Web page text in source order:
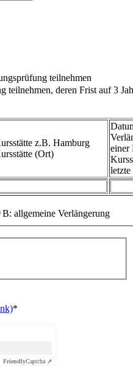
teilnehmen
teilnehmen, deren Frist auf 3
z.B. Hamburg
(Ort)
einer
B: allgemeine Verlängerung
*
FriendlyCaptcha ⇗